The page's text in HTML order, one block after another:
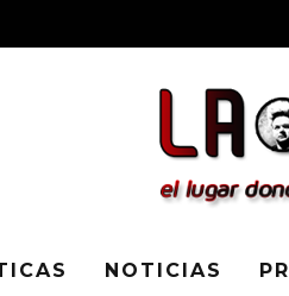
NOTICIAS